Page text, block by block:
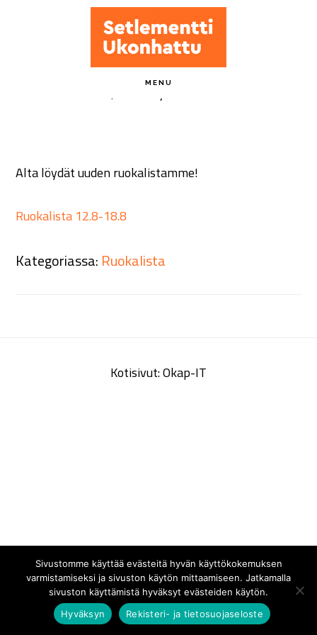
MENU
Ruokalista 12.8-18.8
13 elokuun, 2024byukonhattu-admin
Alta löydät uuden ruokalistamme!
Ruokalista 12.8-18.8
Kategoriassa: Ruokalista
Kotisivut: Okap-IT
Sivustomme käyttää evästeitä hyvän käyttökokemuksen
varmistamiseksi ja sivuston käytön mittaamiseen. Jatkamalla
sivuston käyttämistä hyväksyt evästeiden käytön.
Hyväksyn
Rekisteri- ja tietosuojaseloste